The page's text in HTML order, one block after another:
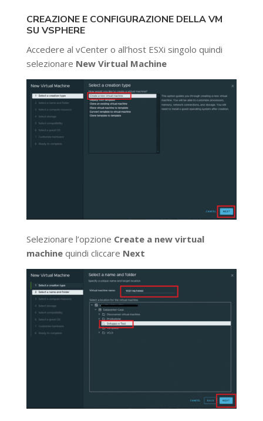
CREAZIONE E CONFIGURAZIONE DELLA VM
SU VSPHERE
Accedere al vCenter o all’host ESXi singolo quindi
selezionare New Virtual Machine
Selezionare l’opzione Create a new virtual
machinequindi cliccare Next